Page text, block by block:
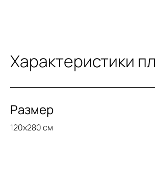
Характеристики
Размер
120x280 см